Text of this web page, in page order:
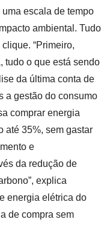
escala de tempo
ambiental. Tudo
“Primeiro,
tudo o que está sendo
da última conta de
a gestão do consumo
comprar energia
até 35%, sem gastar
e
da redução de
explica
energia elétrica do
de compra sem